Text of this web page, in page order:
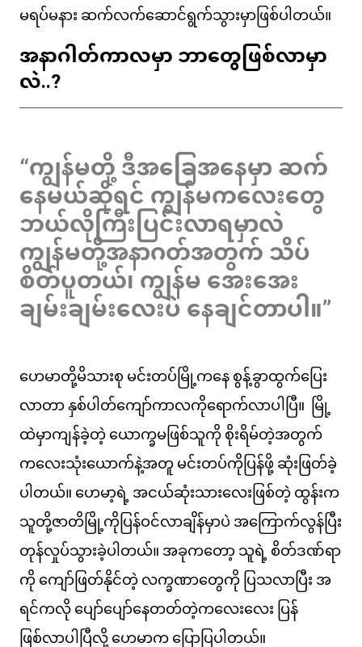
မရပ်မနား ဆက်လက်ဆောင်ရွက်သွားမှာဖြစ်ပါတယ်။
အနာဂါတ်ကာလမှာ ဘာတွေဖြစ်လာမှာ
လဲ..?
“ကျွန်မတို့ ဒီအခြေအနေမှာ ဆက်
နေမယ်ဆိုရင် ကျွန်မကလေးတွေ
ဘယ်လိုကြီးပြင်းလာရမှာလဲ
ကျွန်မတို့အနာဂတ်အတွက် သိပ်
စိတ်ပူတယ်၊ ကျွန်မ အေးအေး
ချမ်းချမ်းလေးပဲ နေချင်တာပါ။”
ဟေမာတို့မိသားစု မင်းတပ်မြို့ကနေ စွန့်ခွာထွက်ပြေး
လာတာ နှစ်ပါတ်ကျော်ကာလကိုရောက်လာပါပြီ။ ‌မြို့
ထဲမှာကျန်ခဲ့တဲ့ ယောက္ခမဖြစ်သူကို စိုးရိမ်တဲ့အတွက်
ကလေးသုံးယောက်နဲ့အတူ မင်းတပ်ကိုပြန်ဖို့ ဆုံးဖြတ်ခဲ့
ပါတယ်။ ဟေမာ့ရဲ့ အငယ်ဆုံးသားလေးဖြစ်တဲ့ ထွန်းက
သူတို့ဇာတိမြို့ကိုပြန်ဝင်လာချိန်မှာပဲ အကြောက်လွန်ပြီး
တုန်လှုပ်သွားခဲ့ပါတယ်။ အခုကတော့ သူရဲ့ စိတ်ဒဏ်ရာ
ကို ကျော်ဖြတ်နိုင်တဲ့ လက္ခဏာတွေကို ပြသလာပြီး အ
ရင်ကလို ပျော်ပျော်နေတတ်တဲ့ကလေးလေး ပြန်
ဖြစ်လာပါပြီလို့ ဟေမာက ပြောပြပါတယ်။